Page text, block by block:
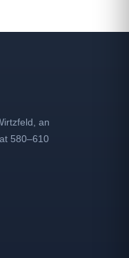
an
580–610